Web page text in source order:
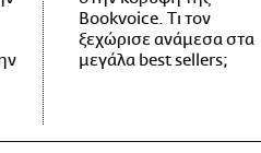
Bookvoice. Τι τον
ξεχώρισε ανάμεσα στα
μεγάλα best sellers;